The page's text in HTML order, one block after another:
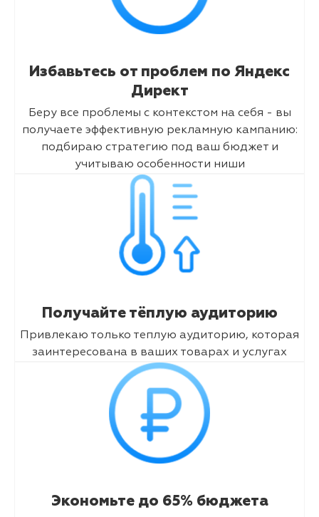
Избавьтесь от проблем по Яндекс
Директ
Беру все проблемы с контекстом на себя - вы
получаете эффективную рекламную кампанию:
подбираю стратегию под ваш бюджет и
учитываю особенности ниши
Получайте тёплую аудиторию
Привлекаю только теплую аудиторию, которая
заинтересована в ваших товарах и услугах
Экономьте до 65% бюджета